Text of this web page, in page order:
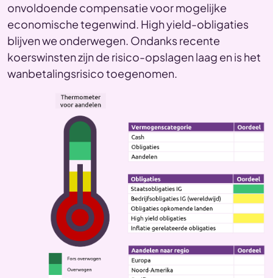
onvoldoende compensatie voor mogelijke
economische tegenwind. High yield-obligaties
blijven we onderwegen. Ondanks recente
koerswinsten zijn de risico-opslagen laag en is het
wanbetalingsrisico toegenomen.